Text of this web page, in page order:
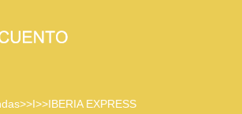
>>I>>IBERIA EXPRESS